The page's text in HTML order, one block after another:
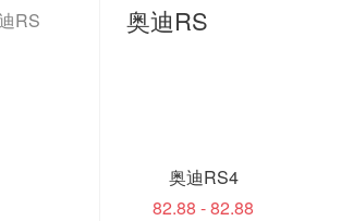
RS 奥迪RS
奥迪RS4
82.88 - 82.88